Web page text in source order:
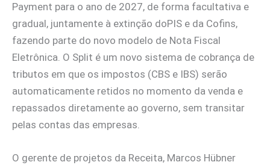
Payment para o ano de 2027, de forma facultativa e
gradual, juntamente à extinção doPIS e da Cofins,
fazendo parte do novo modelo de Nota Fiscal
Eletrônica. O Split é um novo sistema de cobrança de
tributos em que os impostos (CBS e IBS) serão
automaticamente retidos no momento da venda e
repassados diretamente ao governo, sem transitar
pelas contas das empresas.
O gerente de projetos da Receita, Marcos Hübner